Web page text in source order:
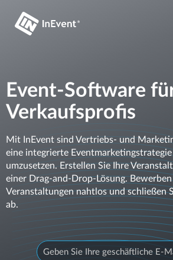
Event-Software
Verkaufsprofis
Mit InEvent sind Vertriebs- und
eine integrierte
umzusetzen. Erstellen Sie Ihre
einer Drag-and-Drop-Lösung. Bewerben
Veranstaltungen nahtlos und schließen
ab.